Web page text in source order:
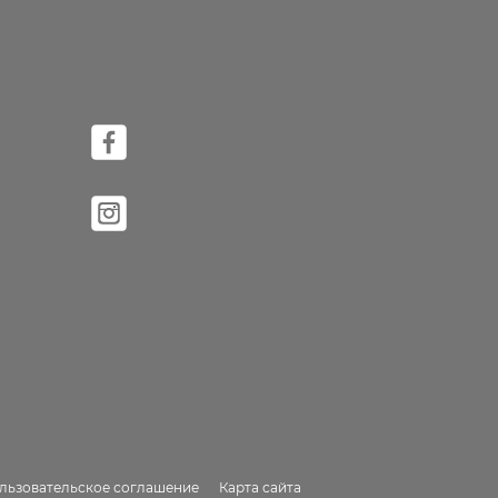
соглашение Карта сайта